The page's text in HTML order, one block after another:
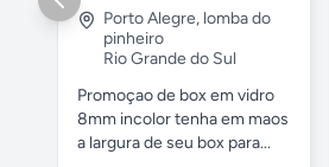
Porto Alegre, lomba do
pinheiro
Rio Grande do Sul
Promoçao de box em vidro
8mm incolor tenha em maos
a largura de seu box para...